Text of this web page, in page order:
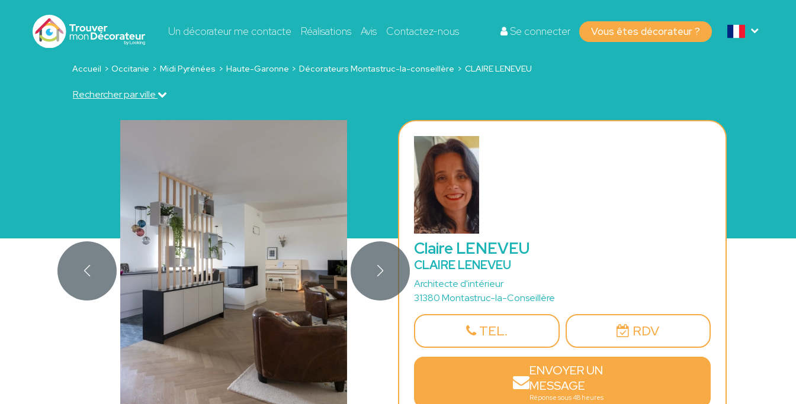
Un décorateur me contacte Réalisations Avis Contactez-nous Se connecter Vous êtes décorateur ?
Accueil Occitanie Midi Pyrénées Haute-Garonne Décorateurs Montastruc-la-conseillère CLAIRE LENEVEU
Rechercher par ville
Claire LENEVEU
CLAIRE LENEVEU
Architecte d'intérieur
31380 Montastruc-la-Conseillère
TEL. RDV
ENVOYER UN
MESSAGE
Réponse sous 48 heures